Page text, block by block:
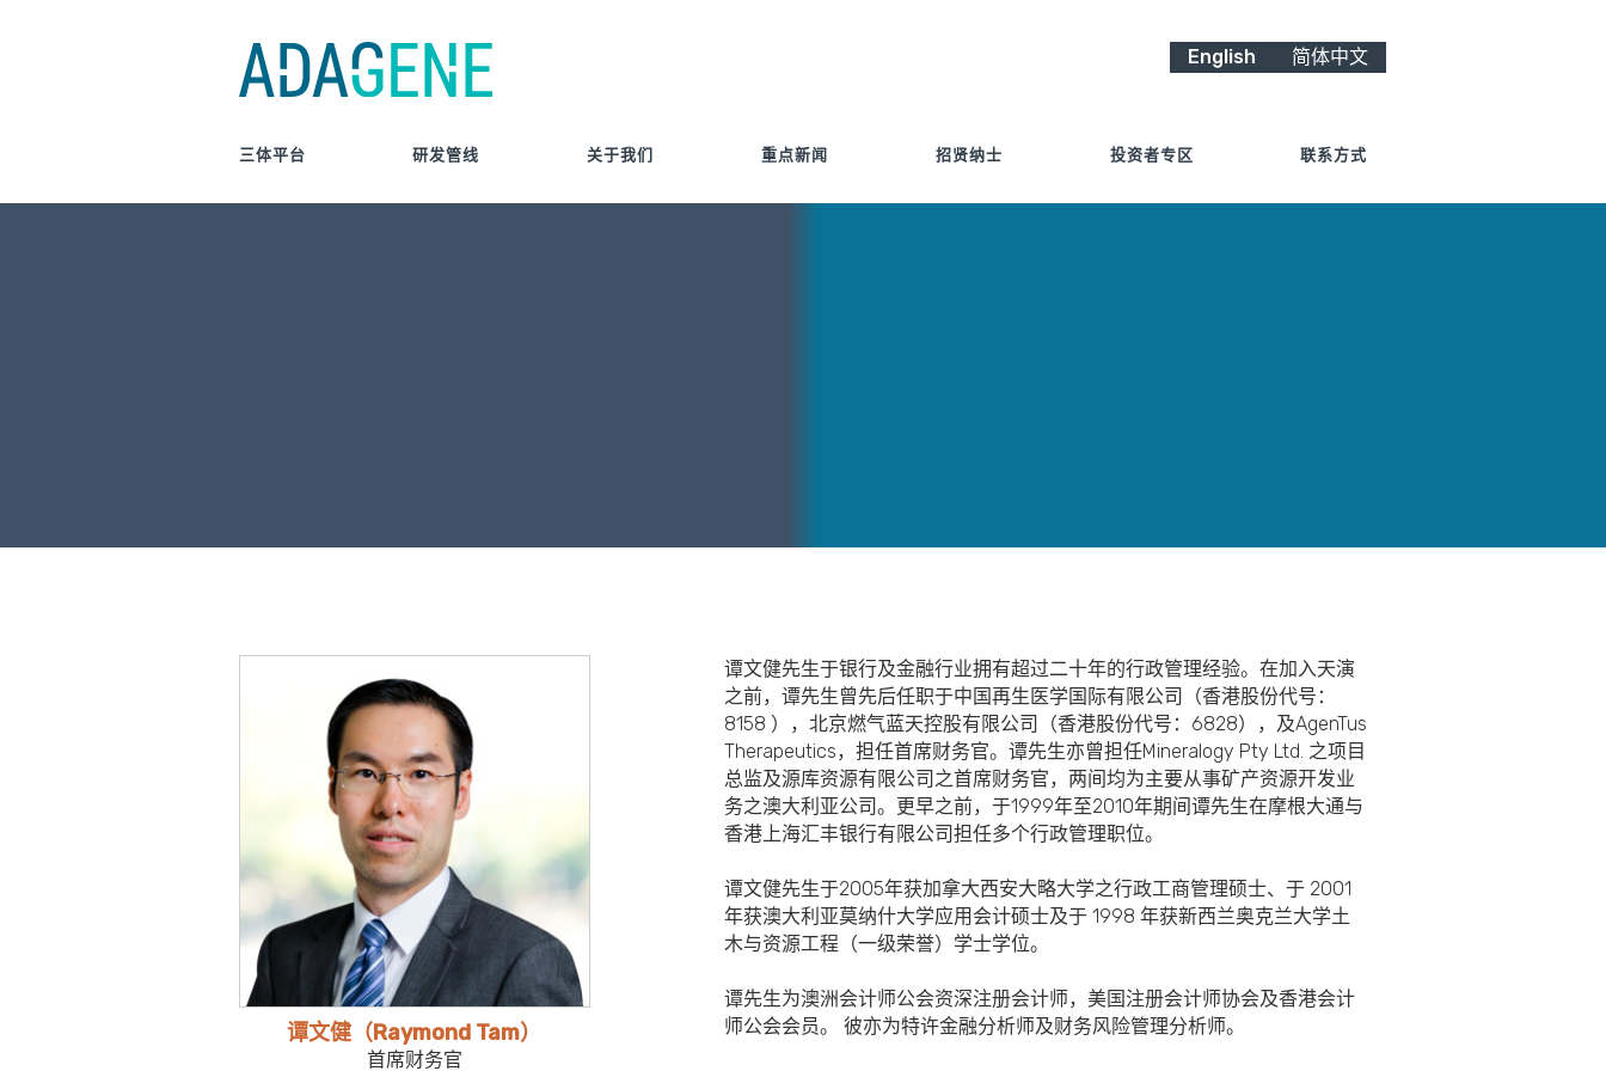
English 简体中文
三体平台 研发管线 关于我们 重点新闻 招贤纳士 投资者专区 联系方式
谭文健（Raymond Tam）
首席财务官
谭文健先生于银行及金融行业拥有超过二十年的行政管理经验。在加入天演
之前，谭先生曾先后任职于中国再生医学国际有限公司（香港股份代号：
8158 ），北京燃气蓝天控股有限公司（香港股份代号：6828），及AgenTus
Therapeutics，担任首席财务官。谭先生亦曾担任Mineralogy Pty Ltd. 之项目
总监及源库资源有限公司之首席财务官，两间均为主要从事矿产资源开发业
务之澳大利亚公司。更早之前，于1999年至2010年期间谭先生在摩根大通与
香港上海汇丰银行有限公司担任多个行政管理职位。
谭文健先生于2005年获加拿大西安大略大学之行政工商管理硕士、于 2001
年获澳大利亚莫纳什大学应用会计硕士及于 1998 年获新西兰奥克兰大学土
木与资源工程（一级荣誉）学士学位。
谭先生为澳洲会计师公会资深注册会计师，美国注册会计师协会及香港会计
师公会会员。 彼亦为特许金融分析师及财务风险管理分析师。